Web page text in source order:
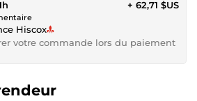
+ 62,71 $US
Hiscox
votre commande lors du paiement